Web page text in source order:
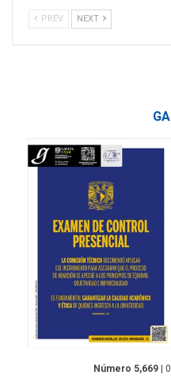
PREV NEXT
Número 5,669 |